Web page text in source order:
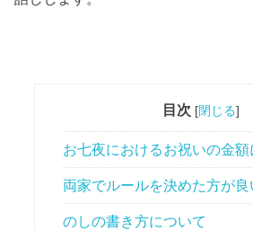
目次 [閉じる]
お七夜におけるお祝いの金額
両家でルールを決めた方が良
のしの書き方について